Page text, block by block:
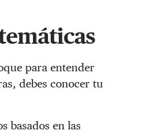
para entender
debes conocer tu
basados ​​en las